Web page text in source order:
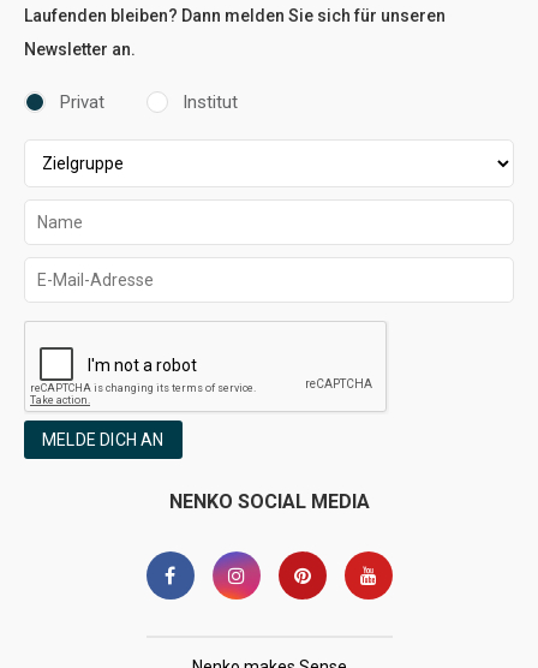
Laufenden bleiben? Dann melden Sie sich für unseren
Newsletter an.
Privat Institut
MELDE DICH AN
NENKO SOCIAL MEDIA